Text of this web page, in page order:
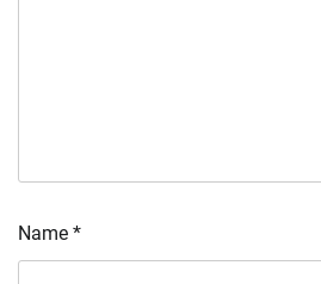
Name *